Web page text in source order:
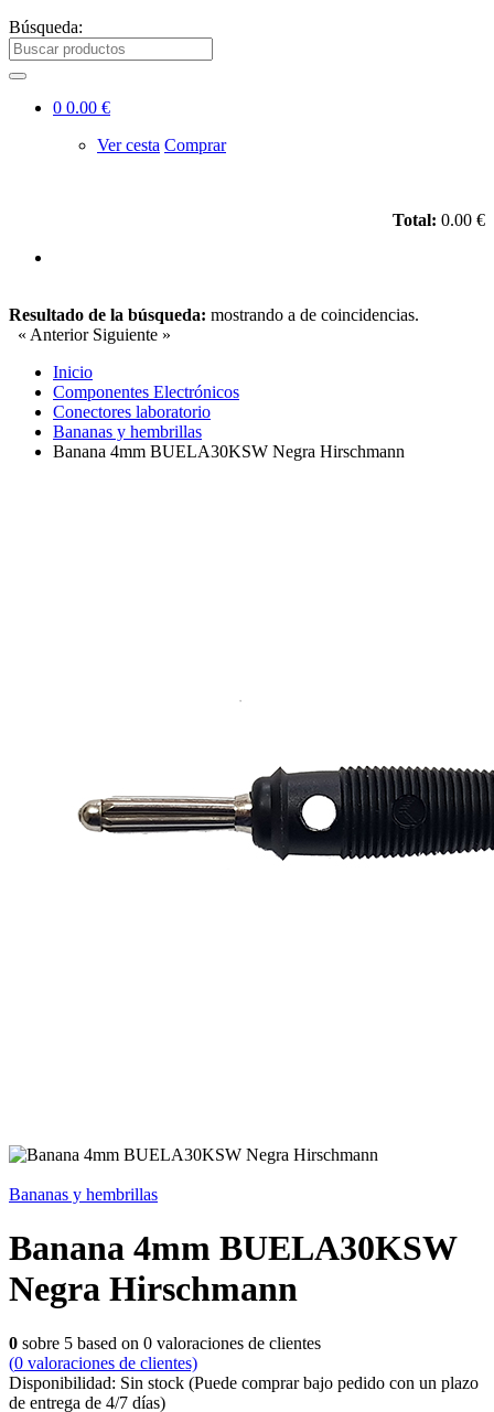
Búsqueda:
0 0.00 €
Ver cesta Comprar
Total: 0.00 €
Resultado de la búsqueda: mostrando a de coincidencias.
« Anterior Siguiente »
Inicio
Componentes Electrónicos
Conectores laboratorio
Bananas y hembrillas
Banana 4mm BUELA30KSW Negra Hirschmann
Bananas y hembrillas
Banana 4mm BUELA30KSW
Negra Hirschmann
0 sobre 5 based on 0 valoraciones de clientes
(0 valoraciones de clientes)
Disponibilidad: Sin stock (Puede comprar bajo pedido con un plazo
de entrega de 4/7 días)